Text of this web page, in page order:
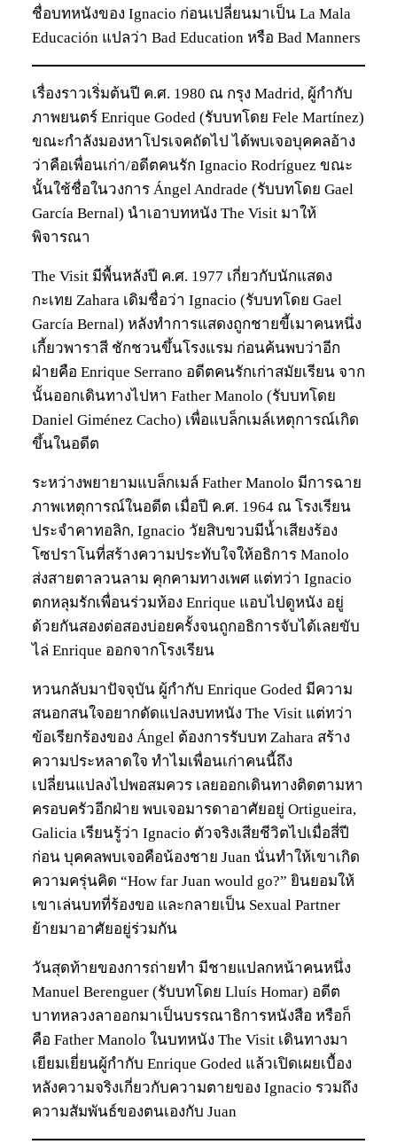
ชื่อบทหนังของ Ignacio ก่อนเปลี่ยนมาเป็น La Mala
Educación แปลว่า Bad Education หรือ Bad Manners
เรื่องราวเริ่มต้นปี ค.ศ. 1980 ณ กรุง Madrid, ผู้กำกับ
ภาพยนตร์ Enrique Goded (รับบทโดย Fele Martínez)
ขณะกำลังมองหาโปรเจคถัดไป ได้พบเจอบุคคลอ้าง
ว่าคือเพื่อนเก่า/อดีตคนรัก Ignacio Rodríguez ขณะ
นั้นใช้ชื่อในวงการ Ángel Andrade (รับบทโดย Gael
García Bernal) นำเอาบทหนัง The Visit มาให้
พิจารณา
The Visit มีพื้นหลังปี ค.ศ. 1977 เกี่ยวกับนักแสดง
กะเทย Zahara เดิมชื่อว่า Ignacio (รับบทโดย Gael
García Bernal) หลังทำการแสดงถูกชายขี้เมาคนหนึ่ง
เกี้ยวพาราสี ชักชวนขึ้นโรงแรม ก่อนค้นพบว่าอีก
ฝ่ายคือ Enrique Serrano อดีตคนรักเก่าสมัยเรียน จาก
นั้นออกเดินทางไปหา Father Manolo (รับบทโดย
Daniel Giménez Cacho) เพื่อแบล็กเมล์เหตุการณ์เกิด
ขึ้นในอดีต
ระหว่างพยายามแบล็กเมล์ Father Manolo มีการฉาย
ภาพเหตุการณ์ในอดีต เมื่อปี ค.ศ. 1964 ณ โรงเรียน
ประจำคาทอลิก, Ignacio วัยสิบขวบมีน้ำเสียงร้อง
โซปราโนที่สร้างความประทับใจให้อธิการ Manolo
ส่งสายตาลวนลาม คุกคามทางเพศ แต่ทว่า Ignacio
ตกหลุมรักเพื่อนร่วมห้อง Enrique แอบไปดูหนัง อยู่
ด้วยกันสองต่อสองบ่อยครั้งจนถูกอธิการจับได้เลยขับ
ไล่ Enrique ออกจากโรงเรียน
หวนกลับมาปัจจุบัน ผู้กำกับ Enrique Goded มีความ
สนอกสนใจอยากดัดแปลงบทหนัง The Visit แต่ทว่า
ข้อเรียกร้องของ Ángel ต้องการรับบท Zahara สร้าง
ความประหลาดใจ ทำไมเพื่อนเก่าคนนี้ถึง
เปลี่ยนแปลงไปพอสมควร เลยออกเดินทางติดตามหา
ครอบครัวอีกฝ่าย พบเจอมารดาอาศัยอยู่ Ortigueira,
Galicia เรียนรู้ว่า Ignacio ตัวจริงเสียชีวิตไปเมื่อสี่ปี
ก่อน บุคคลพบเจอคือน้องชาย Juan นั่นทำให้เขาเกิด
ความครุ่นคิด “How far Juan would go?” ยินยอมให้
เขาเล่นบทที่ร้องขอ และกลายเป็น Sexual Partner
ย้ายมาอาศัยอยู่ร่วมกัน
วันสุดท้ายของการถ่ายทำ มีชายแปลกหน้าคนหนึ่ง
Manuel Berenguer (รับบทโดย Lluís Homar) อดีต
บาทหลวงลาออกมาเป็นบรรณาธิการหนังสือ หรือก็
คือ Father Manolo ในบทหนัง The Visit เดินทางมา
เยียมเยี่ยนผู้กำกับ Enrique Goded แล้วเปิดเผยเบื้อง
หลังความจริงเกี่ยวกับความตายของ Ignacio รวมถึง
ความสัมพันธ์ของตนเองกับ Juan